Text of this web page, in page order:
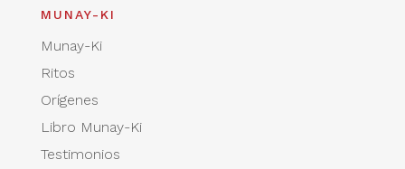
MUNAY-KI
Munay-Ki
Ritos
Orígenes
Libro Munay-Ki
Testimonios